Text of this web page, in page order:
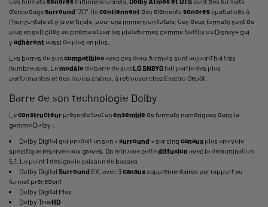
d'encodagesurround "3D". Ils contiennent des éléments sonoresspatialisés à
l'horizontale et à la verticale, pour une immersion totale. Ces deux formats sont de
plus en sollicités au cinéma et par les plateformes comme Netflix ou Disney+ qui
y adhèrent aussi de plus en plus.
Les barres de soncompatiblesavec ces deux formats sont aujourd'hui très
nombreuses. Lemodèle de barre de sonLG SN8YGfait partie des plus
performantes et des moins chères, à retrouver chez Electro Dépôt.
Barre de son technologie Dolby
Leconstructeur présente tout unensemble de formats numériques dans la
gamme Dolby :
Dolby Digital qui produit un son « surround » sur cinq canaux plus une voie
spécifique réservée aux graves. On retrouve cettediffusion avec la dénomination
5.1. Le point 1 désigne le caisson de basses
Dolby Digital Surround EX, avec 3canauxsupplémentaires par rapport au
format précédent
Dolby Digital Plus
Dolby TrueHD